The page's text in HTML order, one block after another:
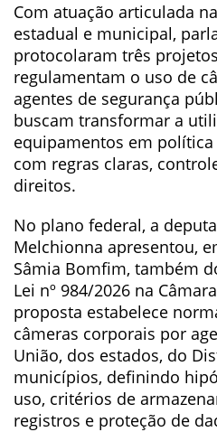
Com atuação articulada
estadual e municipal,
protocolaram três
regulamentam o uso de
agentes de segurança
buscam transformar a
equipamentos em
com regras claras,
direitos.
No plano federal, a
Melchionna apresentou,
Sâmia Bomfim, também
Lei nº 984/2026 na
proposta estabelece
câmeras corporais por
União, dos estados, do
municípios, definindo
uso, critérios de
registros e proteção de